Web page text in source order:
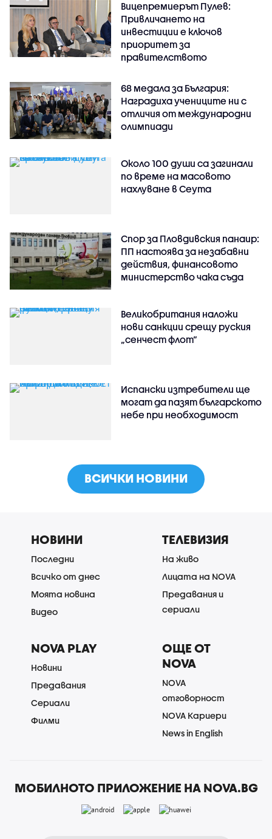
Вицепремиерът Пулев:
Привличането на
инвестиции е ключов
приоритет за
правителството
68 медала за България:
Наградиха учениците ни с
отличия от международни
олимпиади
Около 100 души са загинали
по време на масовото
нахлуване в Сеута
Спор за Пловдивския панаир:
ПП настоява за незабавни
действия, финансовото
министерство чака съда
Великобритания наложи
нови санкции срещу руския
„сенчест флот“
Испански изтребители ще
могат да пазят българското
небе при необходимост
ВСИЧКИ НОВИНИ
НОВИНИ
Последни
Всичко от днес
Моята новина
Видео
ТЕЛЕВИЗИЯ
На живо
Лицата на NOVA
Предавания и
сериали
NOVA PLAY
Новини
Предавания
Сериали
Филми
ОЩЕ ОТ
NOVA
NOVA
отговорност
NOVA Кариери
News in English
МОБИЛНОТО ПРИЛОЖЕНИЕ НА NOVA.BG